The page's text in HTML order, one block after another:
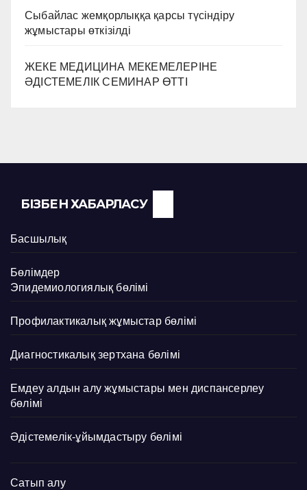
Сыбайлас жемқорлыққа қарсы түсіндіру
жұмыстары өткізілді
ЖЕКЕ МЕДИЦИНА МЕКЕМЕЛЕРІНЕ
ӘДІСТЕМЕЛІК СЕМИНАР ӨТТІ
БІЗБЕН ХАБАРЛАСУ
Басшылық
Бөлімдер
Эпидемиологиялық бөлімі
Профилактикалық жұмыстар бөлімі
Диагностикалық зертхана бөлімі
Емдеу алдын алу жұмыстары мен диспансерлеу
бөлімі
Әдістемелік-ұйымдастыру бөлімі
Сатып алу